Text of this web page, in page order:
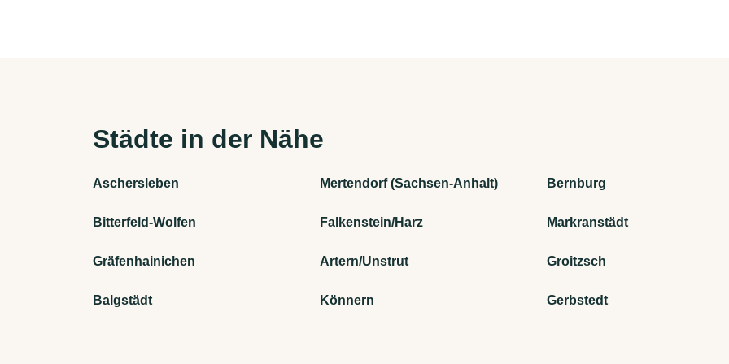
Städte in der Nähe
Aschersleben Mertendorf (Sachsen-Anhalt) Bernburg
Bitterfeld-Wolfen Falkenstein/Harz Markranstädt
Gräfenhainichen Artern/Unstrut Groitzsch
Balgstädt Könnern Gerbstedt